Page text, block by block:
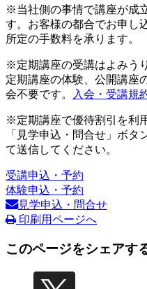
※当社側の事情で講座が成
す。お客様の都合でお申し
所定の手数料を承ります。
※定期講座の受講はよみう
定期講座の体験、公開講座
会不要です。
入会・受講規
※定期講座で優待割引を利
「見学申込・問合せ」ボタ
て送信してください。
受講申込・予約
体験申込・予約
見学申込・問合せ
印刷用ページへ
このページをシェアす